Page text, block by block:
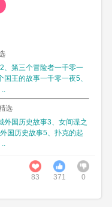
，
的诺德、夫雷和
和能力，因而成
夫雷很快成了举
也成了女神中能与
、第三个冒险者一千零一
王的故事一千零一夜5、
选
外国历史故事3、女间谍之
国历史故事5、扑克的起
83 371 0